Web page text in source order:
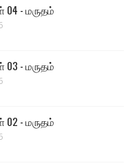
04 - மருதம்
03 - மருதம்
02 - மருதம்